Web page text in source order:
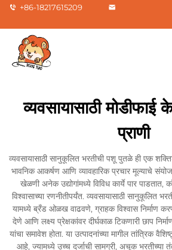
+86-18217615209
व्यवसायासाठी
प्राणी
व्यवसायासाठी सानुकूलित भरतीची पशू पुतळे ही एक
भावनिक आकर्षण आणि व्यावहारिक प्रचार मूल्याचे
खेळणी अनेक उद्योगांमध्ये विविध कार्ये पार पाडतात,
विश्वासाच्या रणनीतीपर्यंत. व्यवसायासाठी सानुकूलित
यामध्ये ब्रँड ओळख वाढवणे, ग्राहक विश्वास निर्माण
देणे आणि लक्ष्य प्रेक्षकांवर दीर्घकाळ टिकणारी छाप
यांचा समावेश होता. या उत्पादनांच्या मागील तांत्रिक
आहे, ज्यामध्ये उच्च दर्जाची सामग्री, अचूक भरतीच्या